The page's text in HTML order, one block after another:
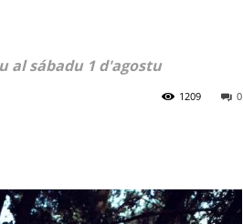
al sábadu 1 d'agostu
0
1209